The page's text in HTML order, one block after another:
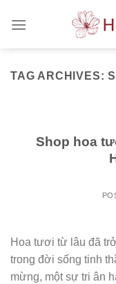
TAG ARCHIVES:
Shop hoa
Hoa tươi từ lâu đã
trong đời sống tinh
mừng, một sự tri ân